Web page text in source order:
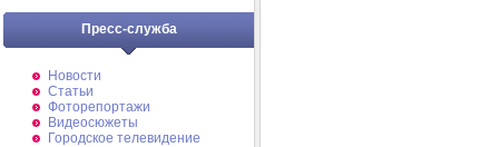
Пресс-служба
Новости
Статьи
Фоторепортажи
Видеосюжеты
Городское телевидение